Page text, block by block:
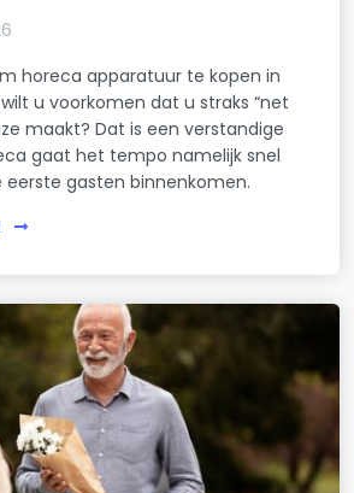
horeca apparatuur te kopen in
u voorkomen dat u straks “net
maakt? Dat is een verstandige
gaat het tempo namelijk snel
gasten binnenkomen.